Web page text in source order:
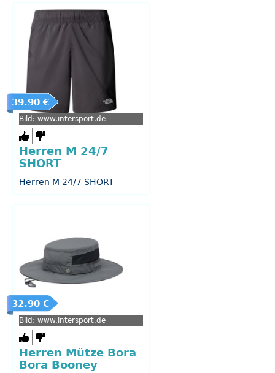
39.90 €
Bild: www.intersport.de
Herren M 24/7
SHORT
Herren M 24/7 SHORT
32.90 €
Bild: www.intersport.de
Herren Mütze Bora
Bora Booney